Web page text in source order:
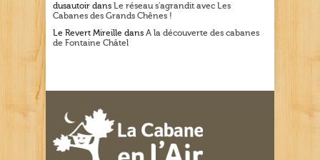
dusautoir dans Le réseau s’agrandit avec Les
Cabanes des Grands Chênes !
Le Revert Mireille dans A la découverte des cabanes
de Fontaine Châtel